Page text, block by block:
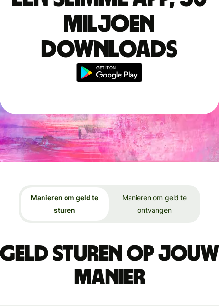
miljoen
downloads
Manieren om geld te
sturen
Manieren om geld te
ontvangen
Geld sturen op jouw
manier